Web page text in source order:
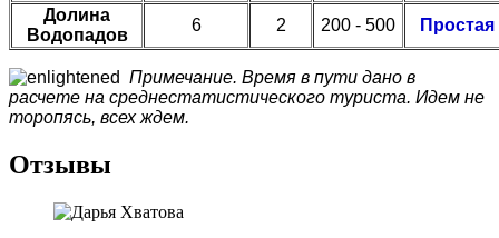
Долина
Водопадов
6 2 200 - 500 Простая
Примечание. Время в пути дано в
расчете на среднестатистического туриста. Идем не
торопясь, всех ждем.
Отзывы